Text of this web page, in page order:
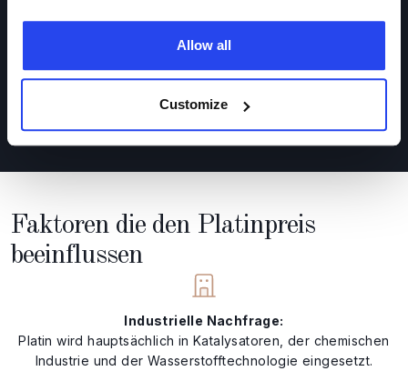
Allow all
Customize
Uhr
5.000 $
pro Feinunze
Jetzt Platin kaufen
Faktoren die den Platinpreis
beeinflussen
Industrielle Nachfrage:
Platin wird hauptsächlich in Katalysatoren, der chemischen
Industrie und der Wasserstofftechnologie eingesetzt.